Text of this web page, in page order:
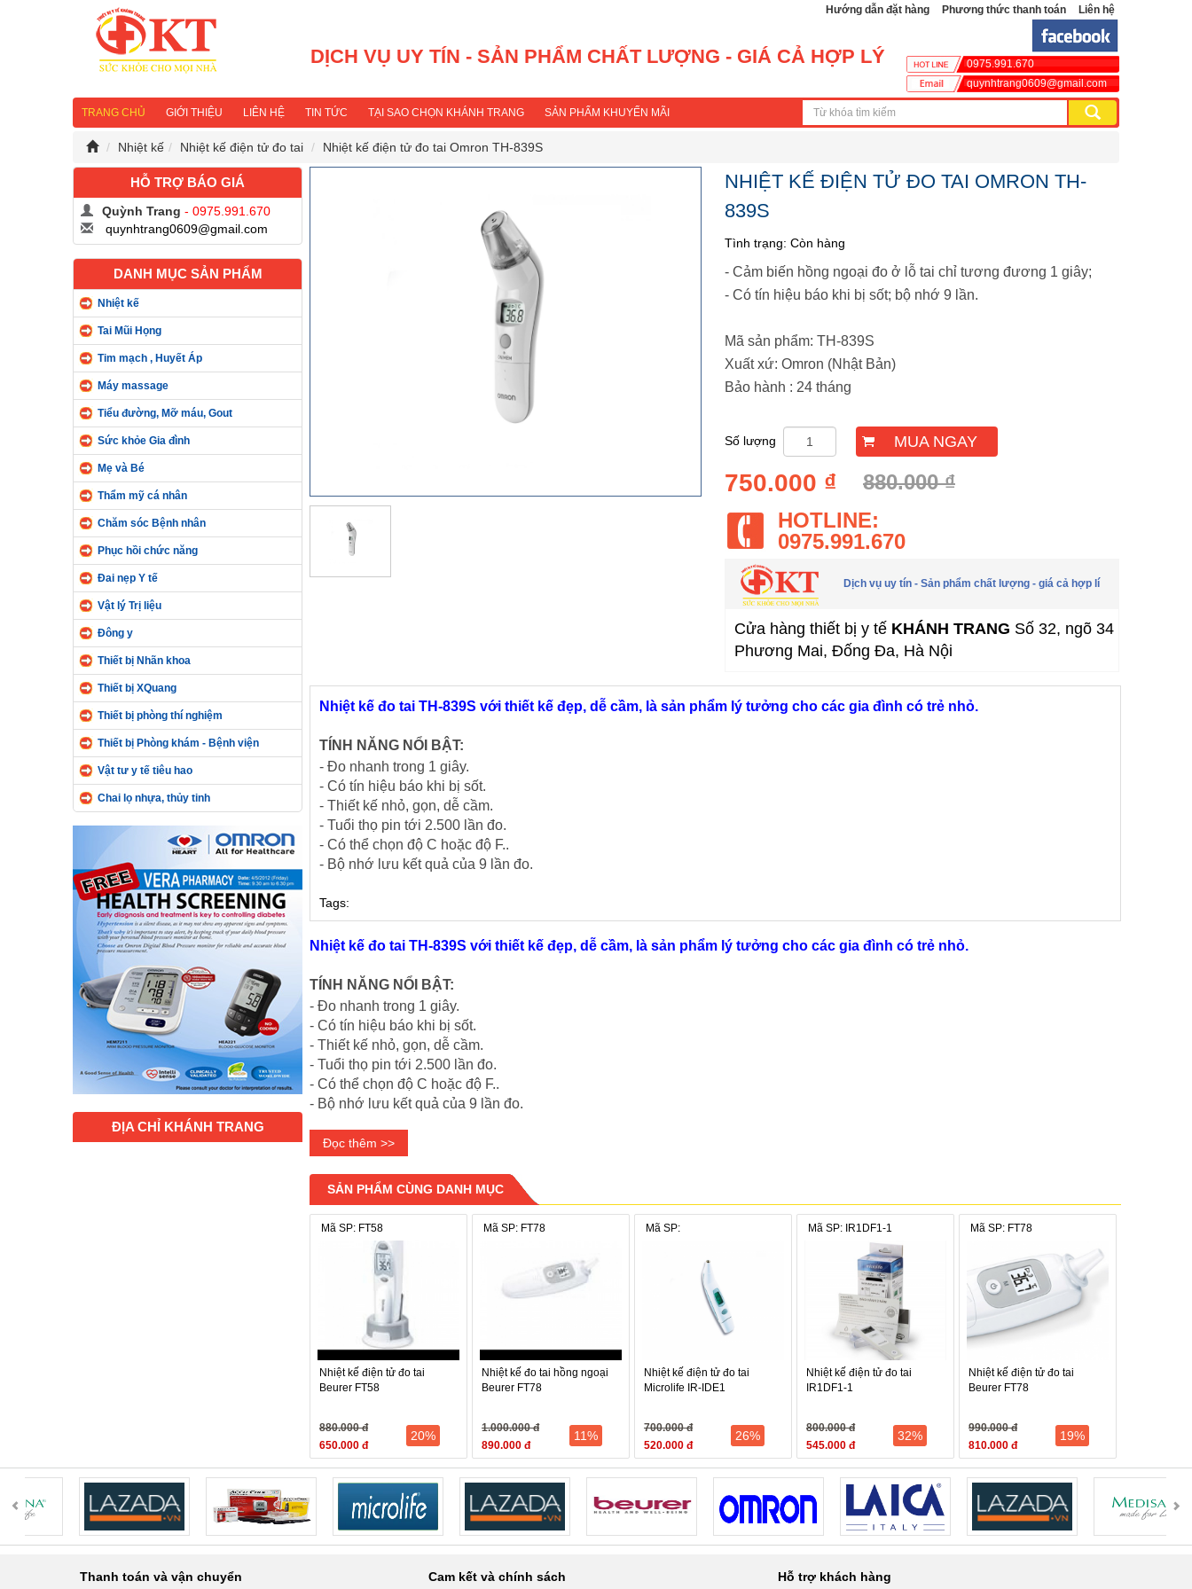
Hướng dẫn đặt hàng Phương thức thanh toán Liên hệ
DỊCH VỤ UY TÍN - SẢN PHẨM CHẤT LƯỢNG - GIÁ CẢ HỢP LÝ
0975.991.670
quynhtrang0609@gmail.com
TRANG CHỦ GIỚI THIỆU LIÊN HỆ TIN TỨC TẠI SAO CHỌN KHÁNH TRANG SẢN PHẨM KHUYẾN MÃI
Nhiệt kế Nhiệt kế điện tử đo tai Nhiệt kế điện tử đo tai Omron TH-839S
HỖ TRỢ BÁO GIÁ
Quỳnh Trang - 0975.991.670
quynhtrang0609@gmail.com
DANH MỤC SẢN PHẨM
Nhiệt kế
Tai Mũi Họng
Tim mạch , Huyết Áp
Máy massage
Tiểu đường, Mỡ máu, Gout
Sức khỏe Gia đình
Mẹ và Bé
Thẩm mỹ cá nhân
Chăm sóc Bệnh nhân
Phục hồi chức năng
Đai nẹp Y tế
Vật lý Trị liệu
Đông y
Thiết bị Nhãn khoa
Thiết bị XQuang
Thiết bị phòng thí nghiệm
Thiết bị Phòng khám - Bệnh viện
Vật tư y tế tiêu hao
Chai lọ nhựa, thủy tinh
ĐỊA CHỈ KHÁNH TRANG
NHIỆT KẾ ĐIỆN TỬ ĐO TAI OMRON TH-
839S
Tình trạng: Còn hàng
- Cảm biến hồng ngoại đo ở lỗ tai chỉ tương đương 1 giây;
- Có tín hiệu báo khi bị sốt; bộ nhớ 9 lần.
Mã sản phẩm: TH-839S
Xuất xứ: Omron (Nhật Bản)
Bảo hành : 24 tháng
Số lượng MUA NGAY
750.000 ₫
880.000 ₫
HOTLINE:
0975.991.670
Dịch vụ uy tín - Sản phẩm chất lượng - giá cả hợp lí
Cửa hàng thiết bị y tế KHÁNH TRANG Số 32, ngõ 34
Phương Mai, Đống Đa, Hà Nội
Nhiệt kế đo tai TH-839S với thiết kế đẹp, dễ cầm, là sản phẩm lý tưởng cho các gia đình có trẻ nhỏ.
TÍNH NĂNG NỔI BẬT:
- Đo nhanh trong 1 giây.
- Có tín hiệu báo khi bị sốt.
- Thiết kế nhỏ, gọn, dễ cầm.
- Tuổi thọ pin tới 2.500 lần đo.
- Có thể chọn độ C hoặc độ F..
- Bộ nhớ lưu kết quả của 9 lần đo.
Tags:
Nhiệt kế đo tai TH-839S với thiết kế đẹp, dễ cầm, là sản phẩm lý tưởng cho các gia đình có trẻ nhỏ.
TÍNH NĂNG NỔI BẬT:
- Đo nhanh trong 1 giây.
- Có tín hiệu báo khi bị sốt.
- Thiết kế nhỏ, gọn, dễ cầm.
- Tuổi thọ pin tới 2.500 lần đo.
- Có thể chọn độ C hoặc độ F..
- Bộ nhớ lưu kết quả của 9 lần đo.
Đọc thêm >>
SẢN PHẨM CÙNG DANH MỤC
Mã SP: FT58
Nhiệt kế điện tử đo tai
Beurer FT58
880.000 đ
650.000 đ
20%
Mã SP: FT78
Nhiệt kế đo tai hồng ngoại
Beurer FT78
1.000.000 đ
890.000 đ
11%
Mã SP:
Nhiệt kế điện tử đo tai
Microlife IR-IDE1
700.000 đ
520.000 đ
26%
Mã SP: IR1DF1-1
Nhiệt kế điện tử đo tai
IR1DF1-1
800.000 đ
545.000 đ
32%
Mã SP: FT78
Nhiệt kế điện tử đo tai
Beurer FT78
990.000 đ
810.000 đ
19%
Thanh toán và vận chuyển Cam kết và chính sách Hỗ trợ khách hàng